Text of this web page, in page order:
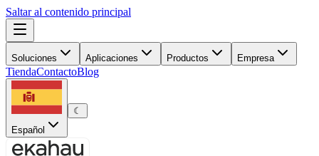
Saltar al contenido principal
Soluciones Aplicaciones Productos Empresa
TiendaContactoBlog
Español
☾